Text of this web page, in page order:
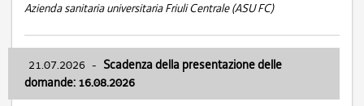
Azienda sanitaria universitaria Friuli Centrale (ASU FC)
21.07.2026 - Scadenza della presentazione delle
domande: 16.08.2026